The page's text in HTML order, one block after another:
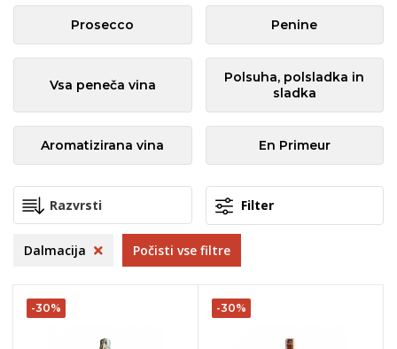
Prosecco Penine
Vsa peneča vina
Polsuha, polsladka in
sladka
Aromatizirana vina En Primeur
Filter
Dalmacija Počisti vse filtre
-30% -30%